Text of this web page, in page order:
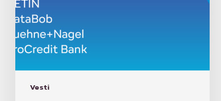
Vesti
koje
će
biti
predstavljene